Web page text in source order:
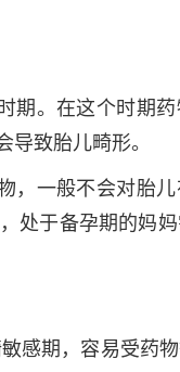
期。在这个时期
致胎儿畸形。
，一般不会对胎
处于备孕期的妈
感期，容易受药